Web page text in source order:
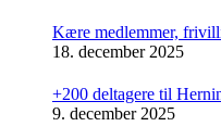
Kære medlemmer,
18. december 2025
+200 deltagere til
9. december 2025